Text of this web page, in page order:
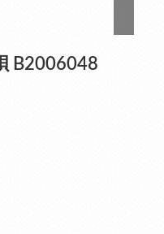
B2006048